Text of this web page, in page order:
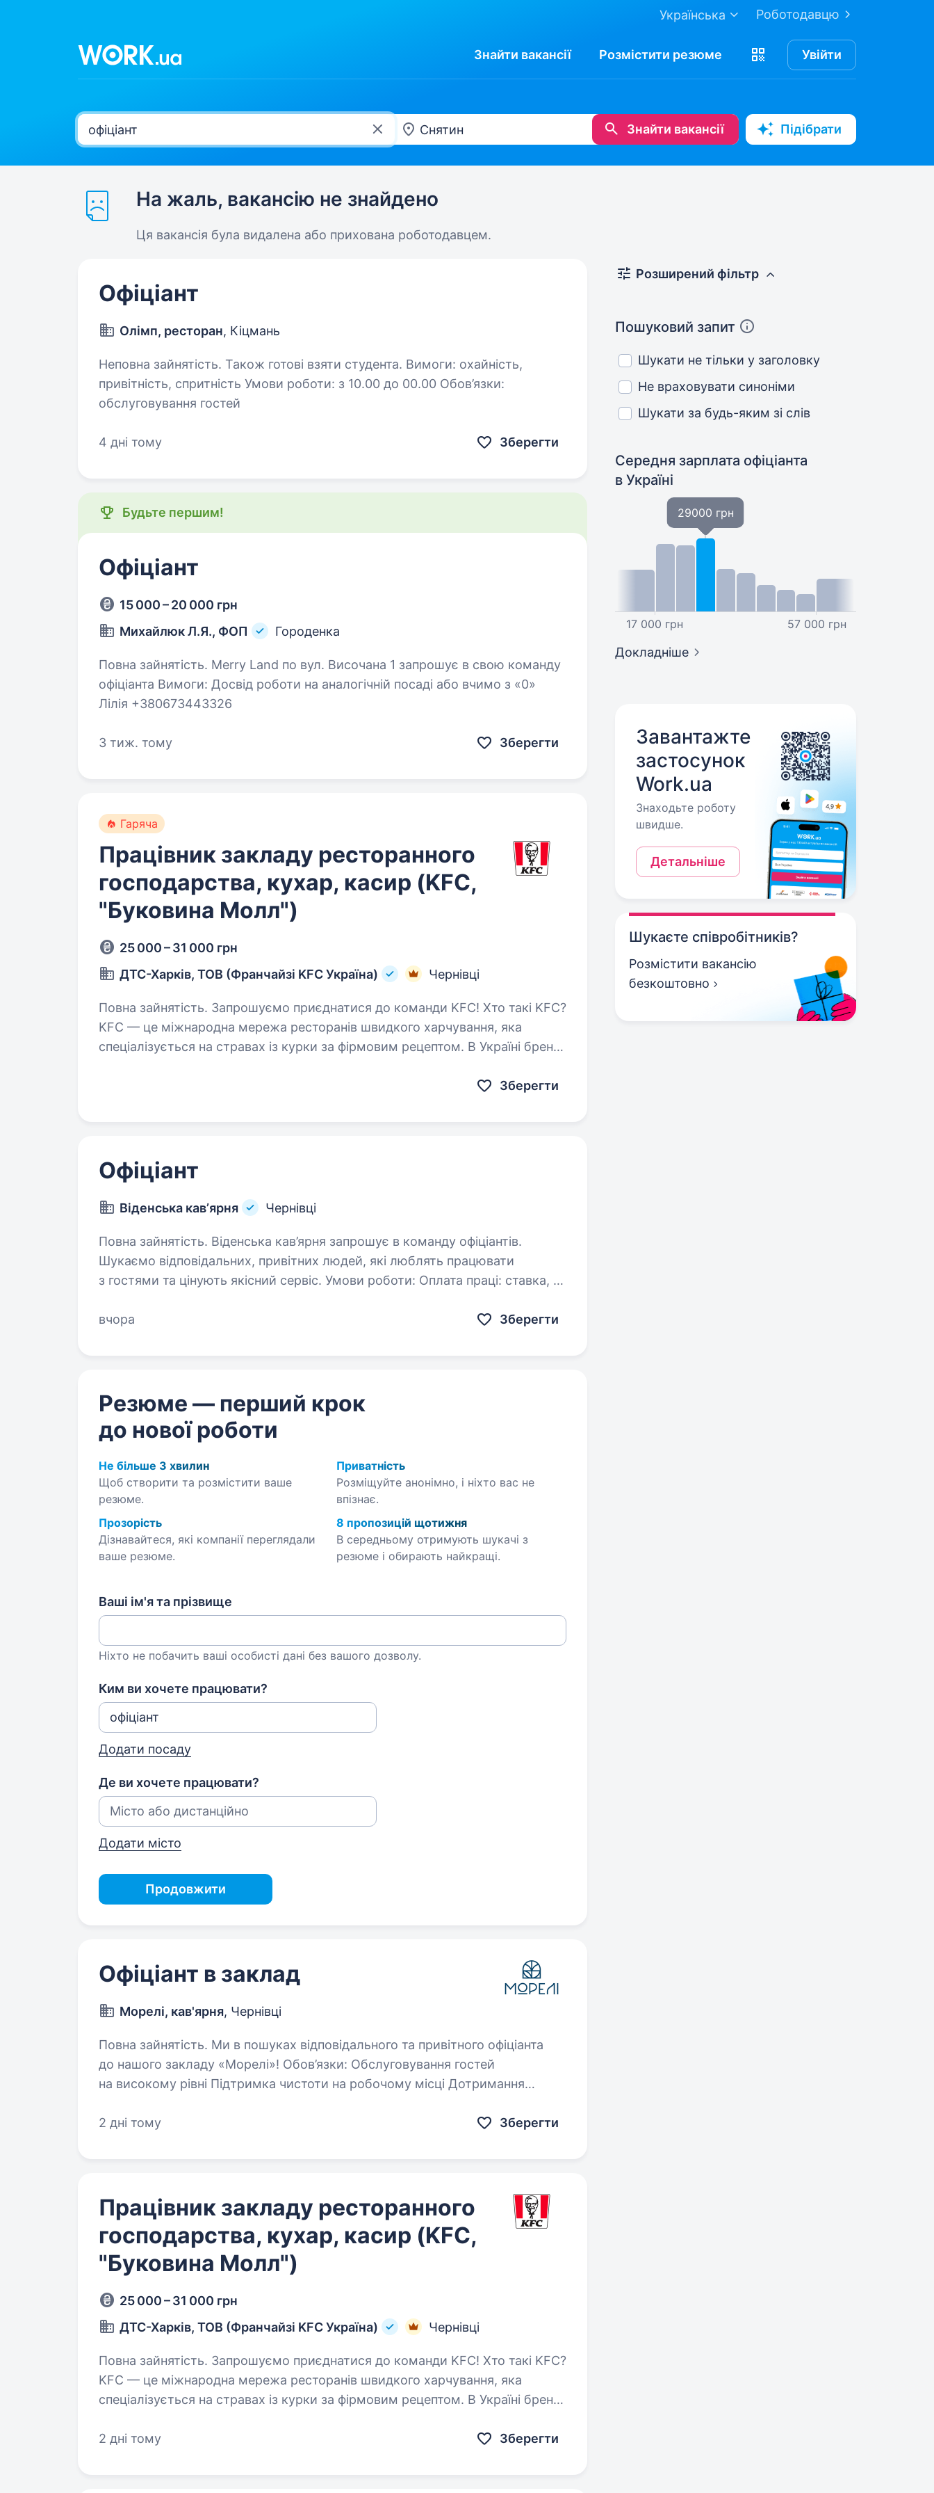
Роботодавцю
Українська
Знайти вакансії Розмістити резюме Увійти
Знайти вакансії Підібрати
На жаль, вакансію не знайдено
Ця вакансія була видалена або прихована роботодавцем.
Офіціант
Олімп, ресторан, Кіцмань
Неповна зайнятість. Також готові взяти студента. Вимоги: охайність,
привітність, спритність Умови роботи: з 10.00 до 00.00 Обов’язки:
обслуговування гостей
4 дні тому Зберегти
Будьте першим!
Офіціант
15 000 – 20 000 грн
Михайлюк Л.Я., ФОП
Городенка
Повна зайнятість. Merry Land по вул. Височана 1 запрошує в свою команду
офіціанта Вимоги: Досвід роботи на аналогічній посаді або вчимо з «0»
Лілія +380673443326
3 тиж. тому Зберегти
Гаряча
Працівник закладу ресторанного
господарства, кухар, касир (KFC,
"Буковина Молл")
25 000 – 31 000 грн
ДТС-Харків, ТОВ (Франчайзі KFC Україна)
Чернівці
Повна зайнятість. Запрошуємо приєднатися до команди KFC! Хто такі KFC?
KFC — це міжнародна мережа ресторанів швидкого харчування, яка
спеціалізується на стравах із курки за фірмовим рецептом. В Україні бренд
Зберегти
Офіціант
Віденська кавʼярня Чернівці
Повна зайнятість. Віденська кав’ярня запрошує в команду офіціантів.
Шукаємо відповідальних, привітних людей, які люблять працювати
з гостями та цінують якісний сервіс. Умови роботи: Оплата праці: ставка, %
вчора
Зберегти
Резюме — перший крок
до нової роботи
Не більше 3 хвилин
Щоб створити та розмістити ваше
резюме.
Приватність
Розміщуйте анонімно, і ніхто вас не
впізнає.
Прозорість
Дізнавайтеся, які компанії переглядали
ваше резюме.
8 пропозицій щотижня
В середньому отримують шукачі з
резюме і обирають найкращі.
Ваші ім'я та прізвище
Ніхто не побачить ваші особисті дані без вашого дозволу.
Ким ви хочете працювати?
Додати посаду
Де ви хочете працювати?
Додати місто
Продовжити
Офіціант в заклад
Морелі, кав'ярня, Чернівці
Повна зайнятість. Ми в пошуках відповідального та привітного офіціанта
до нашого закладу «Морелі»! Обов’язки: Обслуговування гостей
на високому рівні Підтримка чистоти на робочому місці Дотримання
2 дні тому
Зберегти
Працівник закладу ресторанного
господарства, кухар, касир (KFC,
"Буковина Молл")
25 000 – 31 000 грн
ДТС-Харків, ТОВ (Франчайзі KFC Україна)
Чернівці
Повна зайнятість. Запрошуємо приєднатися до команди KFC! Хто такі KFC?
KFC — це міжнародна мережа ресторанів швидкого харчування, яка
спеціалізується на стравах із курки за фірмовим рецептом. В Україні бренд
2 дні тому
Зберегти
Розширений фільтр
Пошуковий запит
Шукати не тільки у заголовку
Не враховувати синоніми
Шукати за будь-яким зі слів
Середня зарплата офіціанта
в Україні
17 000 грн
29000 грн
57 000 грн
Докладніше
Завантажте
застосунок
Work.ua
Знаходьте роботу
швидше.
Детальніше
Шукаєте співробітників?
Розмістити вакансію
безкоштовно